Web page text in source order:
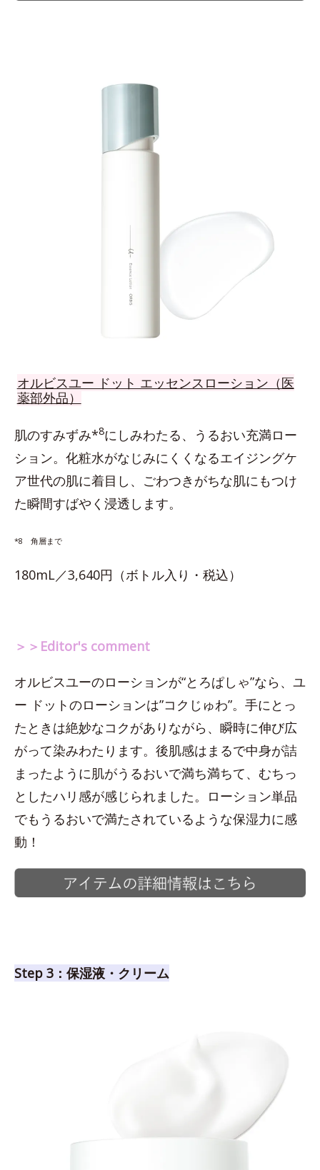
オルビスユー ドット エッセンスローション（医
薬部外品）
肌のすみずみ*8にしみわたる、うるおい充満ロー
ション。化粧水がなじみにくくなるエイジングケ
ア世代の肌に着目し、ごわつきがちな肌にもつけ
た瞬間すばやく浸透します。
*8 角層まで
180mL／3,640円（ボトル入り・税込）
＞＞Editor's comment
オルビスユーのローションが“とろぱしゃ”なら、ユ
ー ドットのローションは”コクじゅわ”。手にとっ
たときは絶妙なコクがありながら、瞬時に伸び広
がって染みわたります。後肌感はまるで中身が詰
まったように肌がうるおいで満ち満ちて、むちっ
としたハリ感が感じられました。ローション単品
でもうるおいで満たされているような保湿力に感
動！
Step 3：保湿液・クリーム